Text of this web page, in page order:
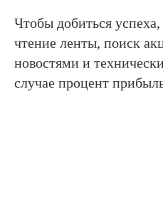
Чтобы добиться
чтение ленты, поиск
новостями и
случае процент